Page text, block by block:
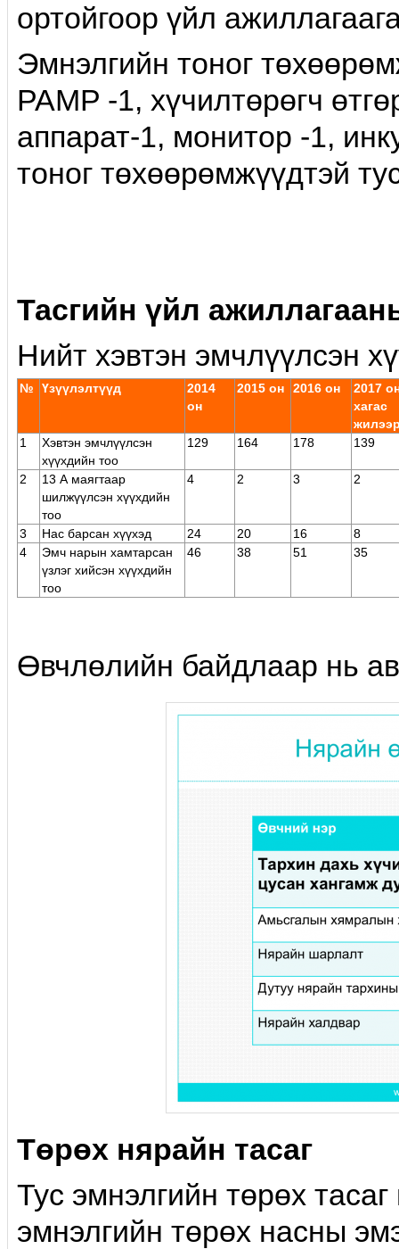
ортойгоор үйл
Эмнэлгийн тоног
PAMP -1, хүчилтөрөгч
аппарат-1, монитор -1,
тоног төхөөрөмжүүдтэй
Тасгийн үйл
Нийт хэвтэн эмчлүүлсэн
№ Үзүүлэлтүүд
2014
он
2015 он 2016 он
2017
хагас
1
Хэвтэн эмчлүүлсэн
хүүхдийн тоо
129 164 178 139
2
13 А маягтаар
шилжүүлсэн хүүхдийн
тоо
4 2 3 2
3 Нас барсан хүүхэд 24 20 16
8
4
Эмч нарын хамтарсан
үзлэг хийсэн хүүхдийн
тоо
46 38 51 35
Өвчлөлийн байдлаар нь
Төрөх нярайн тасаг
Тус эмнэлгийн төрөх
эмнэлгийн төрөх насны